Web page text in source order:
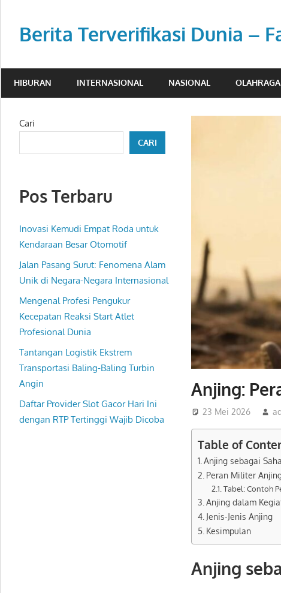
contentBerita Terverifikasi Dunia –
dan
HIBURAN INTERNASIONAL NASIONAL OLAHRAGA
Anjing:
23 Mei 2026
Table of
Anjing sebagai
Peran Militer
Tabel: Contoh
Anjing dalam
Jenis-Jenis Anjing
Kesimpulan
Anjing
Cari
CARI
Pos Terbaru
Inovasi Kemudi Empat Roda untuk
Kendaraan Besar Otomotif
Jalan Pasang Surut: Fenomena Alam
Unik di Negara-Negara Internasional
Mengenal Profesi Pengukur
Kecepatan Reaksi Start Atlet
Profesional Dunia
Tantangan Logistik Ekstrem
Transportasi Baling-Baling Turbin
Angin
Daftar Provider Slot Gacor Hari Ini
dengan RTP Tertinggi Wajib Dicoba